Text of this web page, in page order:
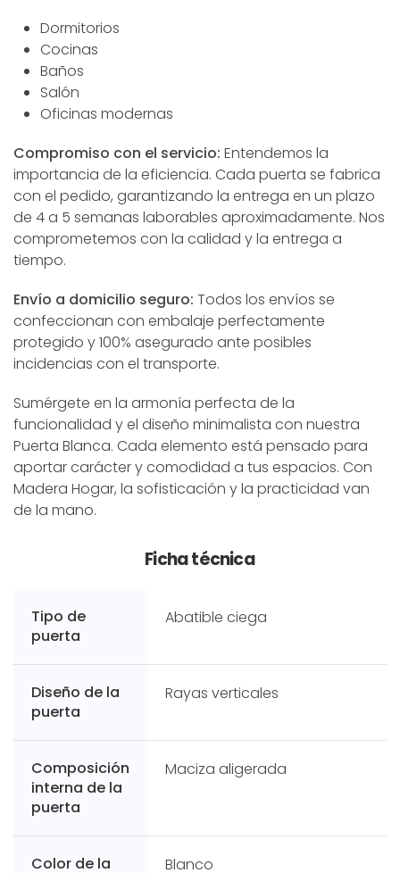
Dormitorios
Cocinas
Baños
Salón
Oficinas modernas
Compromiso con el servicio: Entendemos la
importancia de la eficiencia. Cada puerta se fabrica
con el pedido, garantizando la entrega en un plazo
de 4 a 5 semanas laborables aproximadamente. Nos
comprometemos con la calidad y la entrega a
tiempo.
Envío a domicilio seguro: Todos los envíos se
confeccionan con embalaje perfectamente
protegido y 100% asegurado ante posibles
incidencias con el transporte.
Sumérgete en la armonía perfecta de la
funcionalidad y el diseño minimalista con nuestra
Puerta Blanca. Cada elemento está pensado para
aportar carácter y comodidad a tus espacios. Con
Madera Hogar, la sofisticación y la practicidad van
de la mano.
Ficha técnica
Tipo de
puerta
Abatible ciega
Diseño de la
puerta
Rayas verticales
Composición
interna de la
puerta
Maciza aligerada
Color de la
Blanco